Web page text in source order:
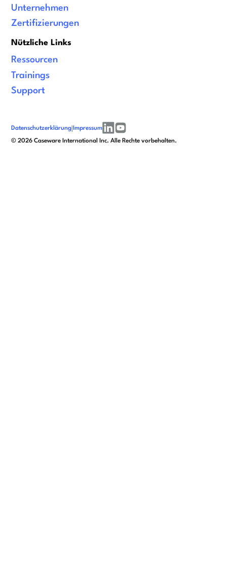
Unternehmen
Zertifizierungen
Nützliche Links
Ressourcen
Trainings
Support
©2026 Caseware International Inc. Alle Rechte vorbehalten.
Datenschutzerklärung | Impressum
linkedinyoutube